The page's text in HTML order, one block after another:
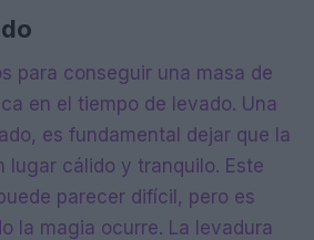
para conseguir una masa de
en el tiempo de levado. Una
es fundamental dejar que la
lugar cálido y tranquilo. Este
parecer difícil, pero es
la magia ocurre. La levadura